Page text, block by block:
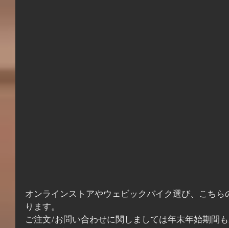
オンラインストアやウェビックバイク選び、こちら
ります。
ご注文/お問い合わせに関しましては年末年始期間